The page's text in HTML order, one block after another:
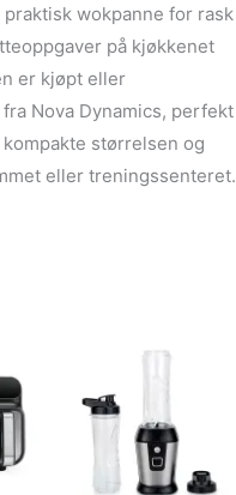
wokpanne for rask
på kjøkkenet
er kjøpt eller
Nova Dynamics, perfekt
størrelsen og
eller treningssenteret.